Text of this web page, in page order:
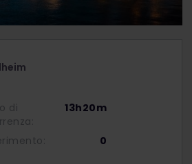
di
13h20m
0